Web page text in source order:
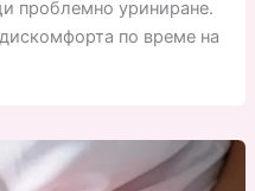
проблемно уриниране.
по време на